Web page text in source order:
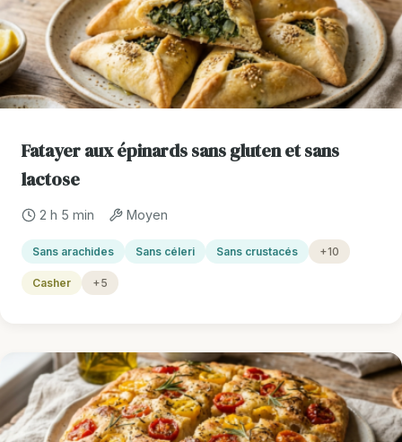
Fatayer aux épinards sans gluten et sans
lactose
2 h 5 min Moyen
Sans arachides Sans céleri Sans crustacés +10
Casher +5